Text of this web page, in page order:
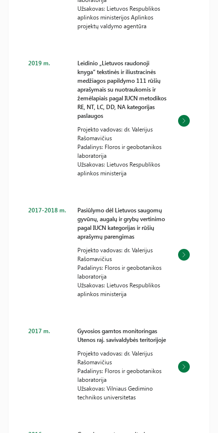
Užsakovas: Lietuvos Respublikos
aplinkos ministerijos Aplinkos
projektų valdymo agentūra
2019 m.
Leidinio „Lietuvos raudonoji
knyga“ tekstinės ir iliustracinės
medžiagos papildymo 111 rūšių
aprašymais su nuotraukomis ir
žemėlapiais pagal IUCN metodikos
RE, NT, LC, DD, NA kategorijas
paslaugos
Projekto vadovas: dr. Valerijus
Rašomavičius
Padalinys: Floros ir geobotanikos
laboratorija
Užsakovas: Lietuvos Respublikos
aplinkos ministerija
2017-2018 m.
Pasiūlymo dėl Lietuvos saugomų
gyvūnų, augalų ir grybų vertinimo
pagal IUCN kategorijas ir rūšių
aprašymų parengimas
Projekto vadovas: dr. Valerijus
Rašomavičius
Padalinys: Floros ir geobotanikos
laboratorija
Užsakovas: Lietuvos Respublikos
aplinkos ministerija
2017 m.
Gyvosios gamtos monitoringas
Utenos raj. savivaldybės teritorijoje
Projekto vadovas: dr. Valerijus
Rašomavičius
Padalinys: Floros ir geobotanikos
laboratorija
Užsakovas: Vilniaus Gedimino
technikos universitetas